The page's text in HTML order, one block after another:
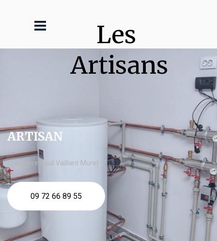
Les
Artisans
ARTISAN
chaudière fioul Vaillant Muret
09 72 66 89 55